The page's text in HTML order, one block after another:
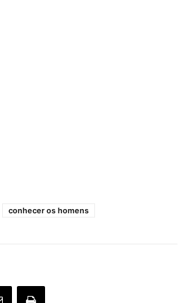
conhecer os homens